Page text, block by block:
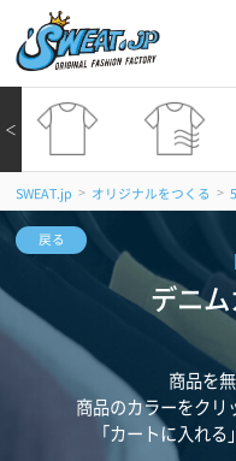
＜
SWEAT.jp > オリジナルをつくる >
戻る
デニ
商品を
商品のカラーをクリ
「カートに入れる